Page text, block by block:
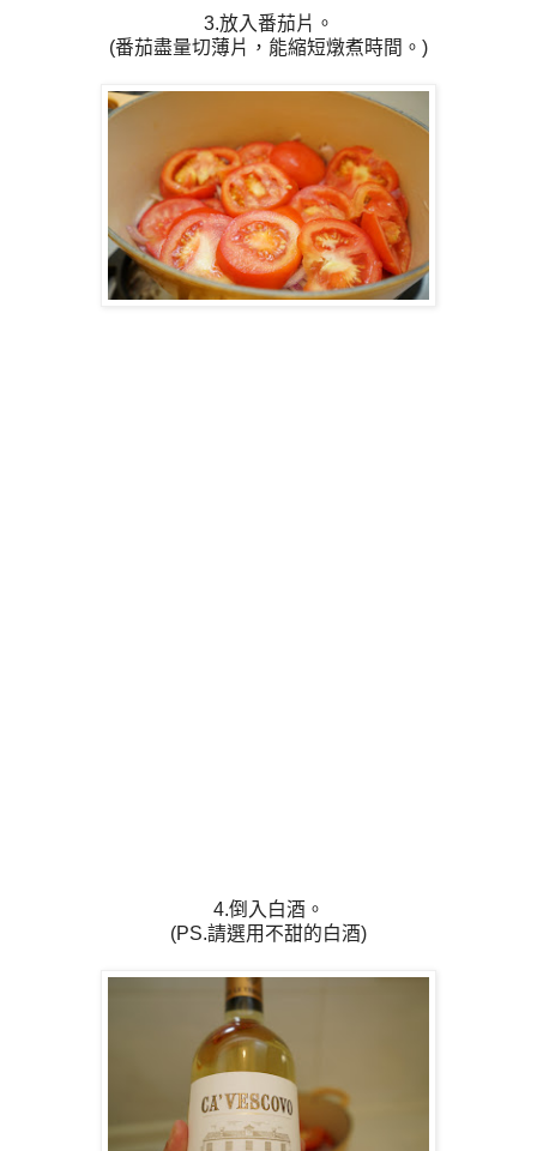
3.放入番茄片。
(番茄盡量切薄片，能縮短燉煮時間。)
4.倒入白酒。
(PS.請選用不甜的白酒)